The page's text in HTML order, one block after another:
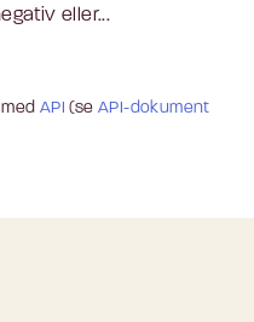
eller...
API (seAPI-dokument